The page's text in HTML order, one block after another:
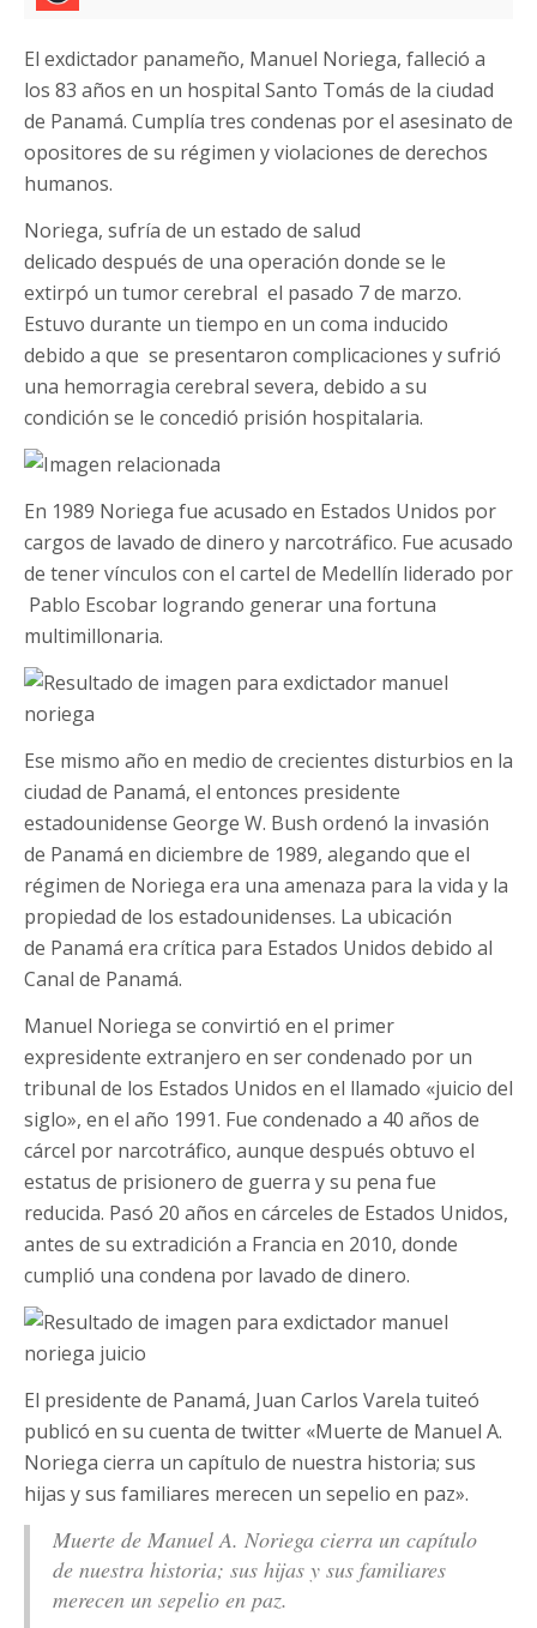
El exdictador panameño, Manuel Noriega, falleció a
los 83 años en un hospital Santo Tomás de la ciudad
de Panamá. Cumplía tres condenas por el asesinato de
opositores de su régimen y violaciones de derechos
humanos.
Noriega, sufría de un estado de salud
delicado después de una operación donde se le
extirpó un tumor cerebral el pasado 7 de marzo.
Estuvo durante un tiempo en un coma inducido
debido a que se presentaron complicaciones y sufrió
una hemorragia cerebral severa, debido a su
condición se le concedió prisión hospitalaria.
En 1989 Noriega fue acusado en Estados Unidos por
cargos de lavado de dinero y narcotráfico. Fue acusado
de tener vínculos con el cartel de Medellín liderado por
Pablo Escobar logrando generar una fortuna
multimillonaria.
Ese mismo año en medio de crecientes disturbios en la
ciudad de Panamá, el entonces presidente
estadounidense George W. Bush ordenó la invasión
de Panamá en diciembre de 1989, alegando que el
régimen de Noriega era una amenaza para la vida y la
propiedad de los estadounidenses. La ubicación
de Panamá era crítica para Estados Unidos debido al
Canal de Panamá.
Manuel Noriega se convirtió en el primer
expresidente extranjero en ser condenado por un
tribunal de los Estados Unidos en el llamado «juicio del
siglo», en el año 1991. Fue condenado a 40 años de
cárcel por narcotráfico, aunque después obtuvo el
estatus de prisionero de guerra y su pena fue
reducida. Pasó 20 años en cárceles de Estados Unidos,
antes de su extradición a Francia en 2010, donde
cumplió una condena por lavado de dinero.
El presidente de Panamá, Juan Carlos Varela tuiteó
publicó en su cuenta de twitter «Muerte de Manuel A.
Noriega cierra un capítulo de nuestra historia; sus
hijas y sus familiares merecen un sepelio en paz».
Muerte de Manuel A. Noriega cierra un capítulo
de nuestra historia; sus hijas y sus familiares
merecen un sepelio en paz.